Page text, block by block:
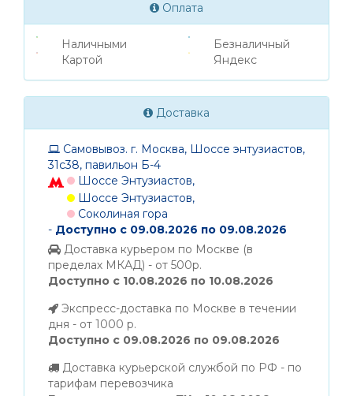
Оплата
Наличными
Картой
Безналичный
Яндекс
Доставка
Самовывоз. г. Москва, Шоссе энтузиастов,
31с38, павильон Б-4
Шоссе Энтузиастов,
Шоссе Энтузиастов,
Соколиная гора
- Доступно с 09.08.2026 по 09.08.2026
Доставка курьером по Москве (в
пределах МКАД) - от 500р.
Доступно с 10.08.2026 по 10.08.2026
Экспресс-доставка по Москве в течении
дня - от 1000 р.
Доступно с 09.08.2026 по 09.08.2026
Доставка курьерской службой по РФ - по
тарифам перевозчика